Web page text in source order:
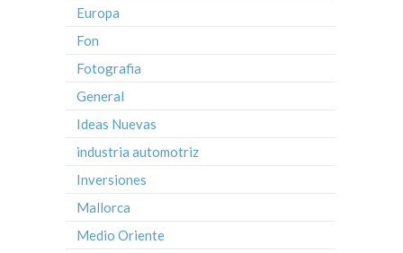
Europa
Fon
Fotografia
General
Ideas Nuevas
industria automotriz
Inversiones
Mallorca
Medio Oriente